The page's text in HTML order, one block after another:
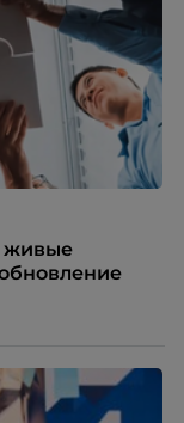
живые